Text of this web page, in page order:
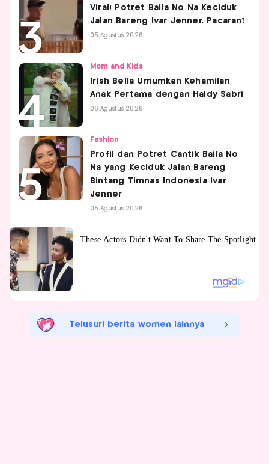
Viral! Potret Baila No Na Keciduk
Jalan Bareng Ivar Jenner, Pacaran?
05 Agustus 2026
Mom and Kids
Irish Bella Umumkan Kehamilan
Anak Pertama dengan Haldy Sabri
06 Agustus 2026
Fashion
Profil dan Potret Cantik Baila No
Na yang Keciduk Jalan Bareng
Bintang Timnas Indonesia Ivar
Jenner
05 Agustus 2026
Telusuri berita women lainnya